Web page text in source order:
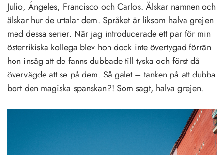
Julio, Ángeles, Francisco och Carlos. Älskar namnen och
älskar hur de uttalar dem. Språket är liksom halva grejen
med dessa serier. När jag introducerade ett par för min
österrikiska kollega blev hon dock inte övertygad förrän
hon insåg att de fanns dubbade till tyska och först då
övervägde att se på dem. Så galet – tanken på att dubba
bort den magiska spanskan?! Som sagt, halva grejen.